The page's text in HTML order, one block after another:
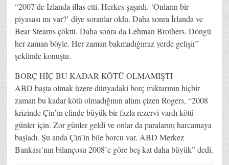
“2007’de İzlanda iflas etti. Herkes şaşırdı. ‘Onların bir
piyasası mı var?’ diye soranlar oldu. Daha sonra İrlanda ve
Bear Stearns çöktü. Daha sonra da Lehman Brothers. Döngü
her zaman böyle. Her zaman bakmadığımız yerde gelişir”
şeklinde konuştu.
BORÇ HİÇ BU KADAR KÖTÜ OLMAMIŞTI
ABD başta olmak üzere dünyadaki borç miktarının hiçbir
zaman bu kadar kötü olmadığının altını çizen Rogers, “2008
krizinde Çin’in elinde büyük bir fazla rezervi vardı kötü
günler için. Zor günler geldi ve onlar da paralarını harcamaya
başladı. Şu anda Çin’in bile borcu var. ABD Merkez
Bankası’nın bilançosu 2008’e göre beş kat daha büyük” dedi.